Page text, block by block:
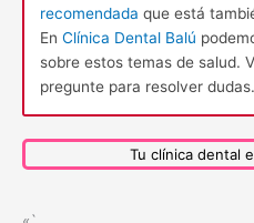
recomendada que está
En Clínica Dental Balú
sobre estos temas de salud.
pregunte para resolver dudas.
Tu clínica dental